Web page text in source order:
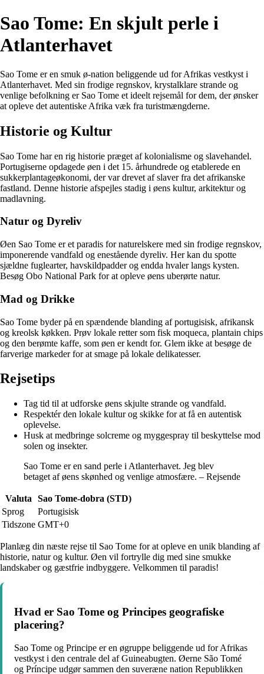
Sao Tome: En skjult perle i
Atlanterhavet
Sao Tome er en smuk ø-nation beliggende ud for Afrikas vestkyst i
Atlanterhavet. Med sin frodige regnskov, krystalklare strande og
venlige befolkning er Sao Tome et ideelt rejsemål for dem, der ønsker
at opleve det autentiske Afrika væk fra turistmængderne.
Historie og Kultur
Sao Tome har en rig historie præget af kolonialisme og slavehandel.
Portugiserne opdagede øen i det 15. århundrede og etablerede en
sukkerplantageøkonomi, der var drevet af slaver fra det afrikanske
fastland. Denne historie afspejles stadig i øens kultur, arkitektur og
madlavning.
Natur og Dyreliv
Øen Sao Tome er et paradis for naturelskere med sin frodige regnskov,
imponerende vandfald og enestående dyreliv. Her kan du spotte
sjældne fuglearter, havskildpadder og endda hvaler langs kysten.
Besøg Obo National Park for at opleve øens uberørte natur.
Mad og Drikke
Sao Tome byder på en spændende blanding af portugisisk, afrikansk
og kreolsk køkken. Prøv lokale retter som fisk moqueca, plantain chips
og den berømte kaffe, som øen er kendt for. Glem ikke at besøge de
farverige markeder for at smage på lokale delikatesser.
Rejsetips
Tag tid til at udforske øens skjulte strande og vandfald.
Respektér den lokale kultur og skikke for at få en autentisk
oplevelse.
Husk at medbringe solcreme og myggespray til beskyttelse mod
solen og insekter.
Sao Tome er en sand perle i Atlanterhavet. Jeg blev
betaget af øens skønhed og venlige atmosfære. – Rejsende
Valuta
Sao Tome-dobra (STD)
Sprog
Portugisisk
Tidszone GMT+0
Planlæg din næste rejse til Sao Tome for at opleve en unik blanding af
historie, natur og kultur. Øen vil fortrylle dig med sine smukke
landskaber og gæstfrie indbyggere. Velkommen til paradis!
Hvad er Sao Tome og Principes geografiske
placering?
Sao Tome og Principe er en øgruppe beliggende ud for Afrikas
vestkyst i den centrale del af Guineabugten. Øerne São Tomé
og Príncipe udgør sammen den suveræne nation Republikken